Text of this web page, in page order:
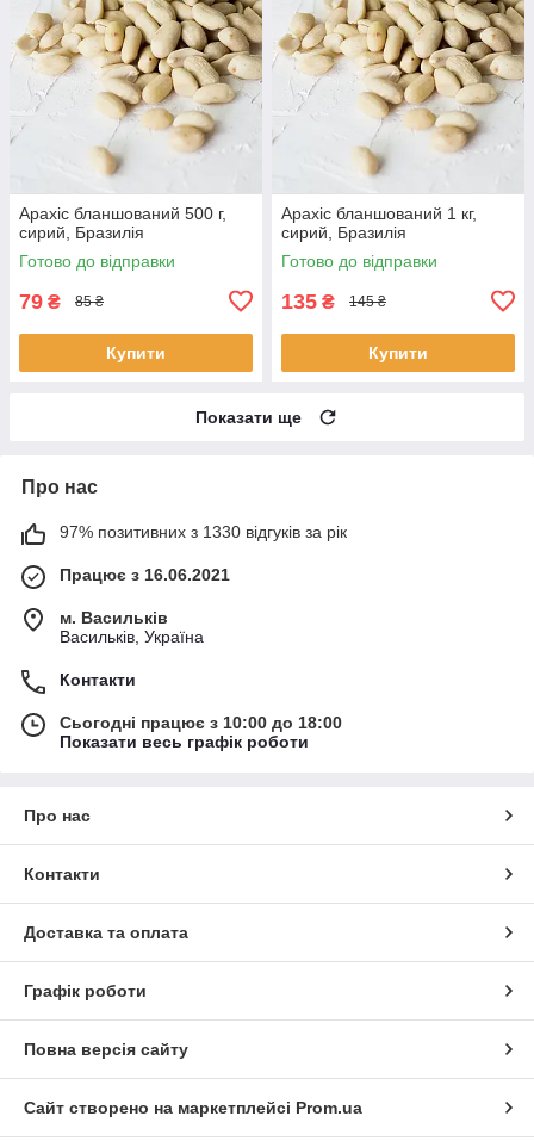
Арахіс бланшований 500 г,
сирий, Бразилія
Готово до відправки
79 ₴ 85 ₴
Купити
Арахіс бланшований 1 кг,
сирий, Бразилія
Готово до відправки
135 ₴ 145 ₴
Купити
Показати ще
Про нас
97% позитивних з 1330 відгуків за рік
Працює з 16.06.2021
м. Васильків
Васильків, Україна
Контакти
Сьогодні працює з 10:00 до 18:00
Показати весь графік роботи
Про нас
Контакти
Доставка та оплата
Графік роботи
Повна версія сайту
Сайт створено на маркетплейсі Prom.ua